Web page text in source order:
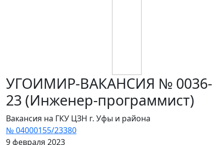
УГОИМИР-ВАКАНСИЯ № 0036-
23 (Инженер-программист)
Вакансия на ГКУ ЦЗН г. Уфы и района
№ 04000155/23380
9 февраля 2023